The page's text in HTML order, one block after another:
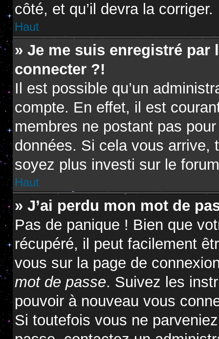
côté, et qu’il devra la corriger.
Haut
» Je me suis enregistré par
connecter ?!
Il est possible qu’un
compte. En effet, il est
membres ne postant pas
données. Si cela vous arrive,
soyez plus investi sur le
Haut
» J’ai perdu mon mot de
Pas de panique ! Bien que
récupéré, il peut facilement
vous sur la page de
mot de passe. Suivez les
pouvoir à nouveau vous
Si toutefois vous ne